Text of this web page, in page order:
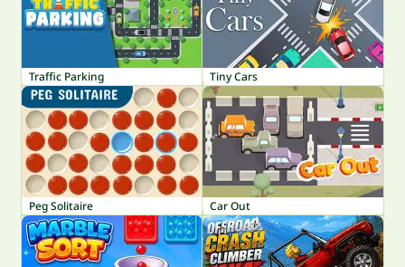
Traffic Parking Tiny Cars
Peg Solitaire Car Out